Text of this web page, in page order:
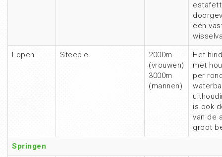
een
Lopen Steeple
2000m
(vrouwen)
3000m
(mannen)
Het
met
per
is ook
van de
groot
Springen